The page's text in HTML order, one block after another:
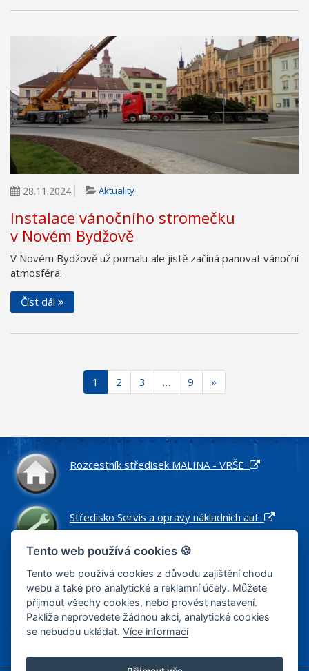
28.11.2024 Aktuality
Instalace vánočního stromečku
v Novém Bydžově
V Novém Bydžově už pomalu ale jistě začíná panovat vánoční
atmosféra.
Číst dál
1 2 3 … 9 »
Rozcestník středisek MALINA - VRŠE
Středisko Servis a opravy nákladních aut
Středisko Náhradní díly pro nákladní vozidla
Středisko Zemní práce a stavby
Tento web používá cookies 🍪
Tento web používá cookies z důvodu zajištění chodu
webu a také pro analytické a reklamní účely. Můžete
přijmout všechy cookies, nebo provést nastavení.
Pakliže neprovedete žádnou akci, analytické cookies
se nebudou ukládat.Více informací